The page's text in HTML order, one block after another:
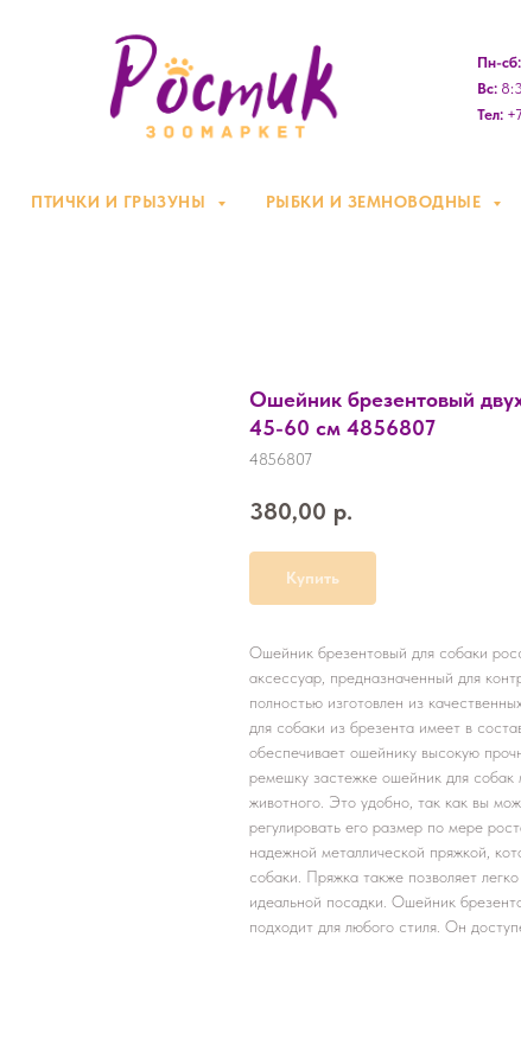
Пн-сб:
Вс:
Тел:
ПТИЧКИ И ГРЫЗУНЫ РЫБКИ И ЗЕМНОВОДНЫЕ
Ошейник брезентовый
45-60 см 4856807
4856807
380,00 р.
Купить
Ошейник брезентовый для собаки
аксессуар, предназначенный для
полностью изготовлен из
для собаки из брезента имеет в
обеспечивает ошейнику высокую
ремешку застежке ошейник для
животного. Это удобно, так как вы
регулировать его размер по мере
надежной металлической пряжкой,
собаки. Пряжка также позволяет
идеальной посадки. Ошейник
подходит для любого стиля. Он